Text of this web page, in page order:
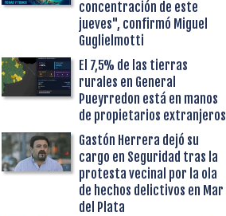
concentración de este
jueves", confirmó Miguel
Guglielmotti
El 7,5% de las tierras
rurales en General
Pueyrredon está en manos
de propietarios extranjeros
Gastón Herrera dejó su
cargo en Seguridad tras la
protesta vecinal por la ola
de hechos delictivos en Mar
del Plata